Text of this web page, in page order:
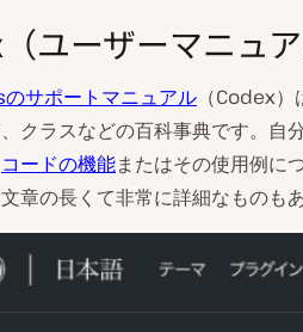
ユーザーマニュア
サポートマニュアル （Codex
クラスなどの百科事典です。自
コードの機能またはその使用例に
章の長くて非常に詳細なものもあ